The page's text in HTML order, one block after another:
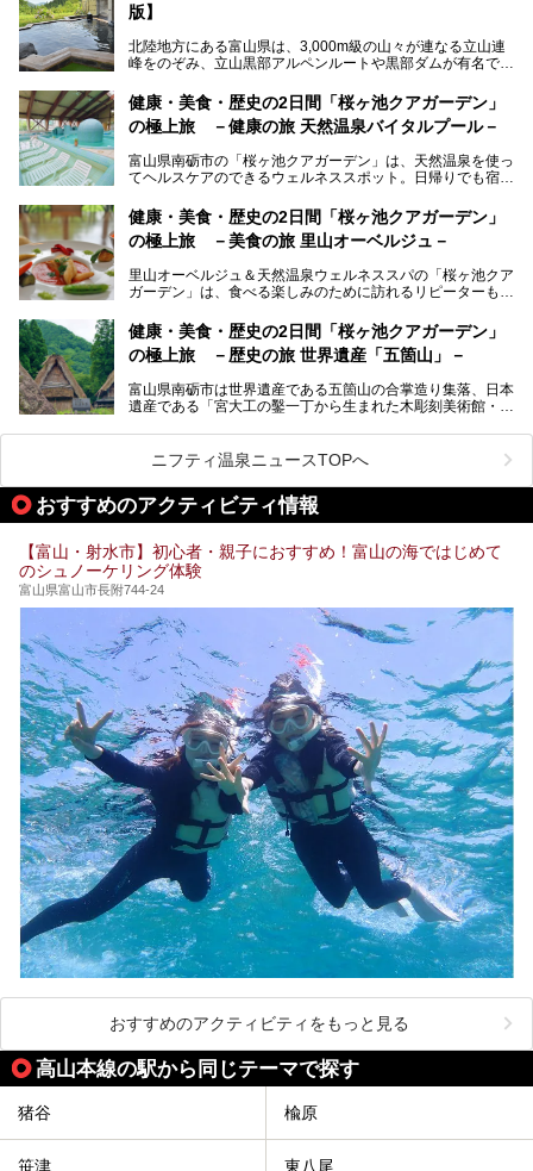
自慢の眺望、温泉、居心地の良い客室、ビュッフェ式の食事
ます。日常から少し離れて、山懐で自然に癒されたいと思う
方にぴったりの温泉です。冬なら雪景色も絵になりますよ。
───
提供元：オリックス・ホテルマネジメント株式会社【PR】
この記事は黒部・宇奈月温泉 やまのはのPR記事です。
版】
北陸地方にある富山県は、3,000m級の山々が連なる立山連
峰をのぞみ、立山黒部アルペンルートや黒部ダムが有名で
の（新鮮な）海の幸も見逃せません！
北陸新幹線が開業し、実は東京からも2時間ほどでアクセス
のいい天然温泉が豊富で、すぐにでも出かけたくなる施設が
満載ですよ。
健康・美食・歴史の2日間「桜ヶ池クアガーデン」
の極上旅 －健康の旅 天然温泉バイタルプール－
富山県南砺市の「桜ヶ池クアガーデン」は、天然温泉を使っ
てヘルスケアのできるウェルネススポット。日帰りでも宿泊
るので、ゆったり楽しみながら美しく健康に。
そんな「桜ヶ池クアガーデン」の天然温泉バイタルプールと
ートしたいと思います。
健康・美食・歴史の2日間「桜ヶ池クアガーデン」
の極上旅 －美食の旅 里山オーベルジュ－
里山オーベルジュ＆天然温泉ウェルネススパの「桜ヶ池クア
ガーデン」は、食べる楽しみのために訪れるリピーターも多
月、水はフレンチ、火、木は和食、土日はその両方がランチ
とディナーで味わえます。オリジナルのスイーツも評判で
す。
そんな「桜ヶ池クアガーデン」に宿泊して、食を満喫してき
たのでじっくりご紹介します！
健康・美食・歴史の2日間「桜ヶ池クアガーデン」
の極上旅 －歴史の旅 世界遺産「五箇山」－
富山県南砺市は世界遺産である五箇山の合掌造り集落、日本
遺産である「宮大工の鑿一丁から生まれた木彫刻美術館・井
小京都・城端と、とても魅力的な観光スポットがたくさんあ
ります。
城端の郊外に建つ里山オーベルジュ＆温泉ウェルネススパ
「桜ヶ池クアガーデン」に泊まって、歴史の旅にお出かけし
てみませんか？
ニフティ温泉ニュースTOPへ
おすすめのアクティビティ情報
【富山・射水市】初心者・親子におすすめ！富山の海ではじめて
のシュノーケリング体験
富山県富山市長附744-24
おすすめのアクティビティをもっと見る
高山本線の駅から同じテーマで探す
猪谷 楡原
笹津 東八尾